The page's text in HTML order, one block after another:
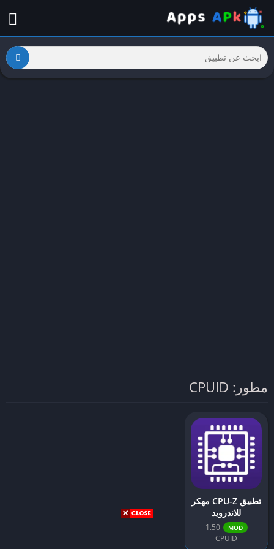
مطور: CPUID
تطبيق CPU-Z مهكر
للاندرويد
MOD
1.50
CPUID